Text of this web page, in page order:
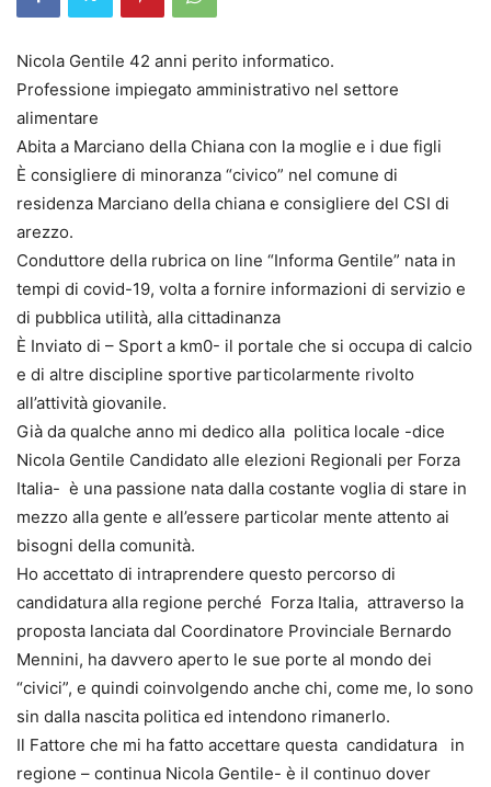
Nicola Gentile 42 anni perito informatico.
Professione impiegato amministrativo nel settore
alimentare
Abita a Marciano della Chiana con la moglie e i due figli
È consigliere di minoranza “civico” nel comune di
residenza Marciano della chiana e consigliere del CSI di
arezzo.
Conduttore della rubrica on line “Informa Gentile” nata in
tempi di covid-19, volta a fornire informazioni di servizio e
di pubblica utilità, alla cittadinanza
È Inviato di – Sport a km0- il portale che si occupa di calcio
e di altre discipline sportive particolarmente rivolto
all’attività giovanile.
Già da qualche anno mi dedico alla politica locale -dice
Nicola Gentile Candidato alle elezioni Regionali per Forza
Italia- è una passione nata dalla costante voglia di stare in
mezzo alla gente e all’essere particolar mente attento ai
bisogni della comunità.
Ho accettato di intraprendere questo percorso di
candidatura alla regione perché Forza Italia, attraverso la
proposta lanciata dal Coordinatore Provinciale Bernardo
Mennini, ha davvero aperto le sue porte al mondo dei
“civici”, e quindi coinvolgendo anche chi, come me, lo sono
sin dalla nascita politica ed intendono rimanerlo.
Il Fattore che mi ha fatto accettare questa candidatura in
regione – continua Nicola Gentile- è il continuo dover